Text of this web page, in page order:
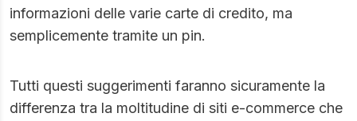
informazioni delle varie carte di credito, ma
semplicemente tramite un pin.
Tutti questi suggerimenti faranno sicuramente la
differenza tra la moltitudine di siti e-commerce che